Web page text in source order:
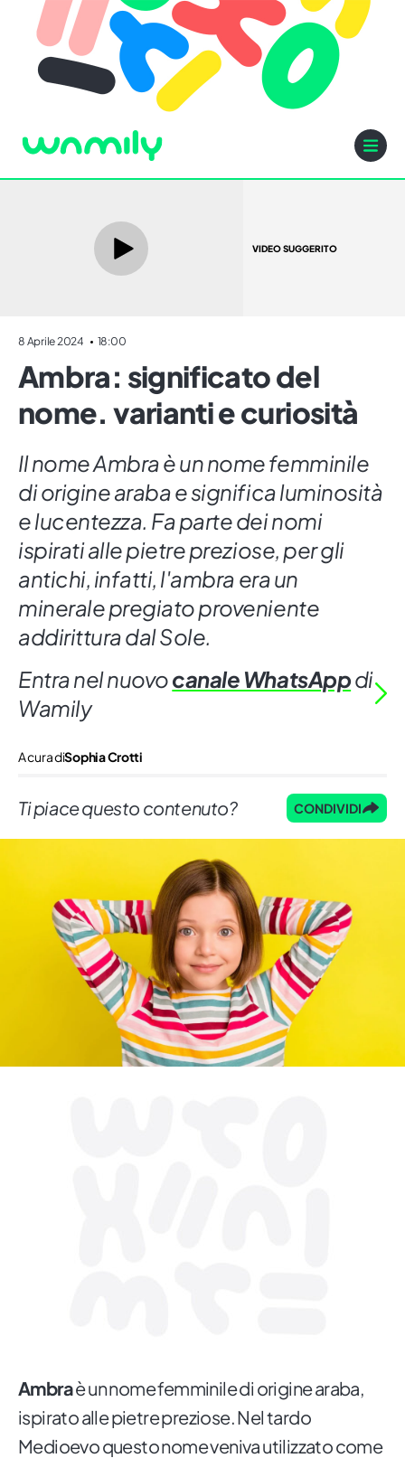
VIDEO SUGGERITO
8 Aprile 2024 18:00
Ambra: significato del
nome. varianti e curiosità
Il nome Ambra è un nome femminile
di origine araba e significa luminosità
e lucentezza. Fa parte dei nomi
ispirati alle pietre preziose, per gli
antichi, infatti, l'ambra era un
minerale pregiato proveniente
addirittura dal Sole.
Entra nel nuovocanale WhatsAppdi
Wamily
A cura diSophia Crotti
Ti piace questo contenuto? CONDIVIDI
Ambraè un nome femminile di origine araba,
ispirato alle pietre preziose. Nel tardo
Medioevo questo nome veniva utilizzato come